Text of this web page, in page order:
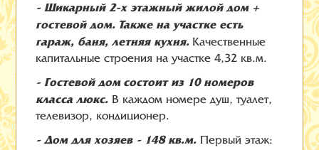
- Шикарный 2-х этажный жилой дом +
гостевой дом. Также на участке есть
гараж, баня, летняя кухня. Качественные
капитальные строения на участке 4,32 кв.м.
- Гостевой дом состоит из 10 номеров
класса люкс. В каждом номере душ, туалет,
телевизор, кондиционер.
- Дом для хозяев - 148 кв.м.Первый этаж: